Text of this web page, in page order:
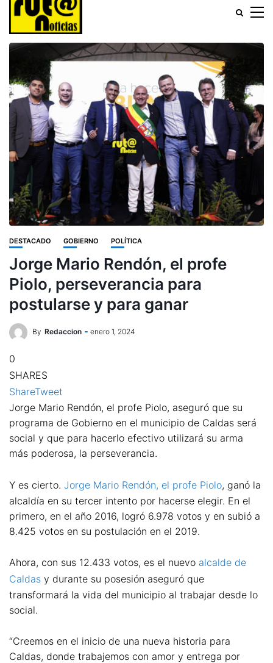
DESTACADO GOBIERNO POLÍTICA
Jorge Mario Rendón, el profe
Piolo, perseverancia para
postularse y para ganar
By Redaccion enero 1, 2024
0
SHARES
ShareTweet
Jorge Mario Rendón, el profe Piolo, aseguró que su
programa de Gobierno en el municipio de Caldas será
social y que para hacerlo efectivo utilizará su arma
más poderosa, la perseverancia.
Y es cierto. Jorge Mario Rendón, el profe Piolo, ganó la
alcaldía en su tercer intento por hacerse elegir. En el
primero, en el año 2016, logró 6.978 votos y en subió a
8.425 votos en su postulación en el 2019.
Ahora, con sus 12.433 votos, es el nuevo alcalde de
Caldas y durante su posesión aseguró que
transformará la vida del municipio al trabajar desde lo
social.
“Creemos en el inicio de una nueva historia para
Caldas, donde trabajemos con amor y entrega por